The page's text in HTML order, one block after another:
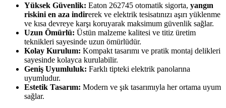
Yüksek Güvenlik: Eaton 262745 otomatik sigorta, yangın
riskini en aza indirerek ve elektrik tesisatınızı aşırı yüklenme
ve kısa devreye karşı koruyarak maksimum güvenlik sağlar.
Uzun Ömürlü: Üstün malzeme kalitesi ve titiz üretim
teknikleri sayesinde uzun ömürlüdür.
Kolay Kurulum: Kompakt tasarımı ve pratik montaj delikleri
sayesinde kolayca kurulabilir.
Geniş Uyumluluk: Farklı tipteki elektrik panolarına
uyumludur.
Estetik Tasarım: Modern ve şık tasarımıyla her ortama uyum
sağlar.